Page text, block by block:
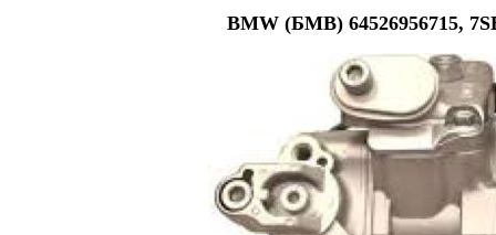
BMW (БМВ) 64526956715,